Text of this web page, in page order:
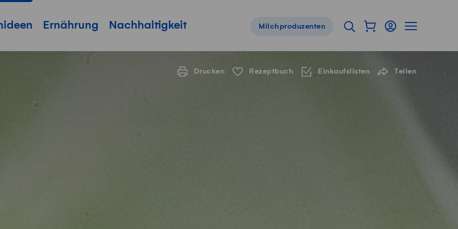
Ernährung Nachhaltigkeit
Servicenavigation
Milchproduzenten Suche öffnen
Warenkorb als
Login
Drucken Rezeptbuch Einkaufslisten Teilen